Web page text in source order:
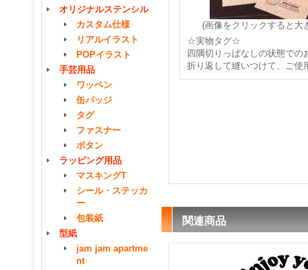
オリジナルステンシル
カスタム仕様
リアルイラスト
POPイラスト
手芸用品
ワッペン
缶バッジ
タグ
ファスナー
ボタン
ラッピング用品
マスキングT
シール・ステッカ
ー
包装紙
型紙
jam jam apartme
nt
(画像をクリックすると大
☆実物タグ☆
四隅切りっぱなしの状態での
折り返して縫いつけて、ご使
関連商品